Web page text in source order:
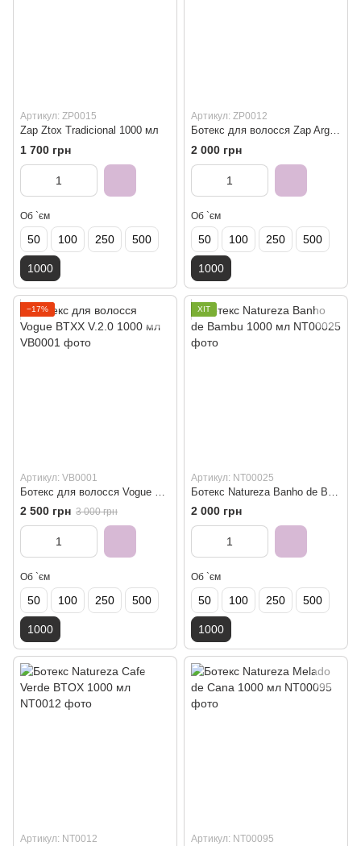
Артикул: ZP0015
Zap Ztox Tradicional 1000 мл
1 700 грн
Об `єм
50 100 250 500
1000
Артикул: ZP0012
Ботекс для волосся Zap Argan Oil Ztox 1000 мл
2 000 грн
Об `єм
50 100 250 500
1000
−17%
Артикул: VB0001
2 500 грн 3 000 грн
Об `єм
50 100 250 500
1000
ХІТ
Артикул: NT00025
2 000 грн
Об `єм
50 100 250 500
1000
Артикул: NT0012 Артикул: NT00095